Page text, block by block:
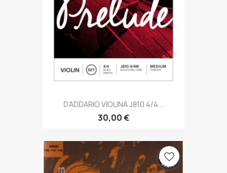
D'ADDARIO VIOLINA J810 4/4...
30,00 €
favorite_border